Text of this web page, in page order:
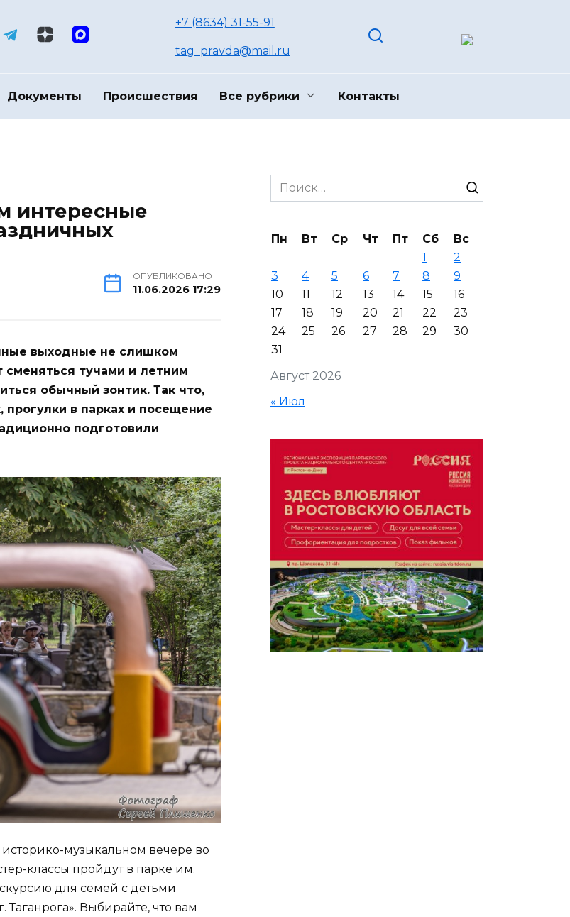
+7 (8634) 31-55-91
tag_pravda@mail.ru
Документы Происшествия Все рубрики Контакты
интересные
ОПУБЛИКОВАНО
11.06.2026 17:29
выходные не слишком
тучами и летним
обычный зонтик. Так что,
в парках и посещение
подготовили
музыкальном вечере во
классы пройдут в парке им.
для семей с детьми
Таганрога». Выбирайте, что вам
Search
for:
Август 2026
Пн Вт Ср Чт Пт Сб
Вс
1
2
3
4 5 6 7 8
9
10
11 12 13 14 15
16
17
18 19 20 21 22
23
24
25 26 27 28 29
30
31
« Июл